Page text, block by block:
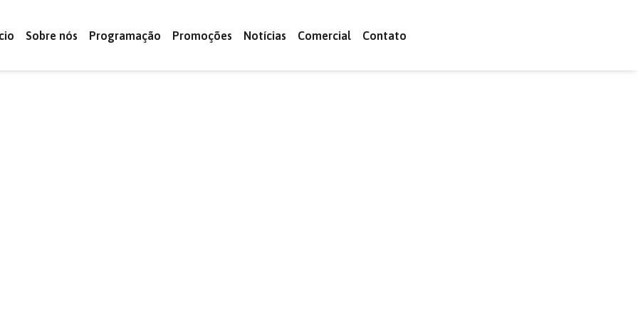
Sobre nós Programação Promoções Notícias Comercial Contato